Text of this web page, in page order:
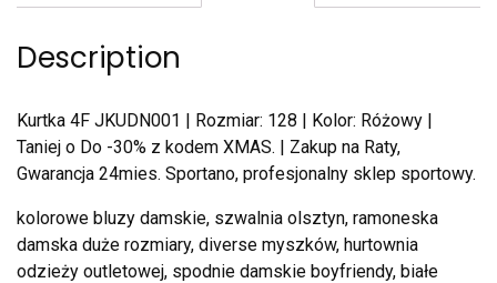
Description
Kurtka 4F JKUDN001 | Rozmiar: 128 | Kolor: Różowy |
Taniej o Do -30% z kodem XMAS. | Zakup na Raty,
Gwarancja 24mies. Sportano, profesjonalny sklep sportowy.
kolorowe bluzy damskie, szwalnia olsztyn, ramoneska
damska duże rozmiary, diverse myszków, hurtownia
odzieży outletowej, spodnie damskie boyfriendy, białe